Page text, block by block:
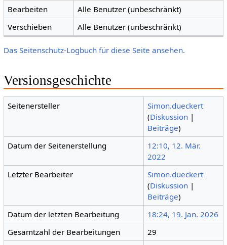
Bearbeiten
Alle Benutzer (unbeschränkt)
Verschieben
Alle Benutzer (unbeschränkt)
Das Seitenschutz-Logbuch für diese Seite ansehen.
Versionsgeschichte
Seitenersteller
Simon.dueckert
(Diskussion |
Beiträge)
Datum der Seitenerstellung
12:10, 12. Mär.
2022
Letzter Bearbeiter
Simon.dueckert
(Diskussion |
Beiträge)
Datum der letzten Bearbeitung
18:24, 19. Jan. 2026
Gesamtzahl der Bearbeitungen
29